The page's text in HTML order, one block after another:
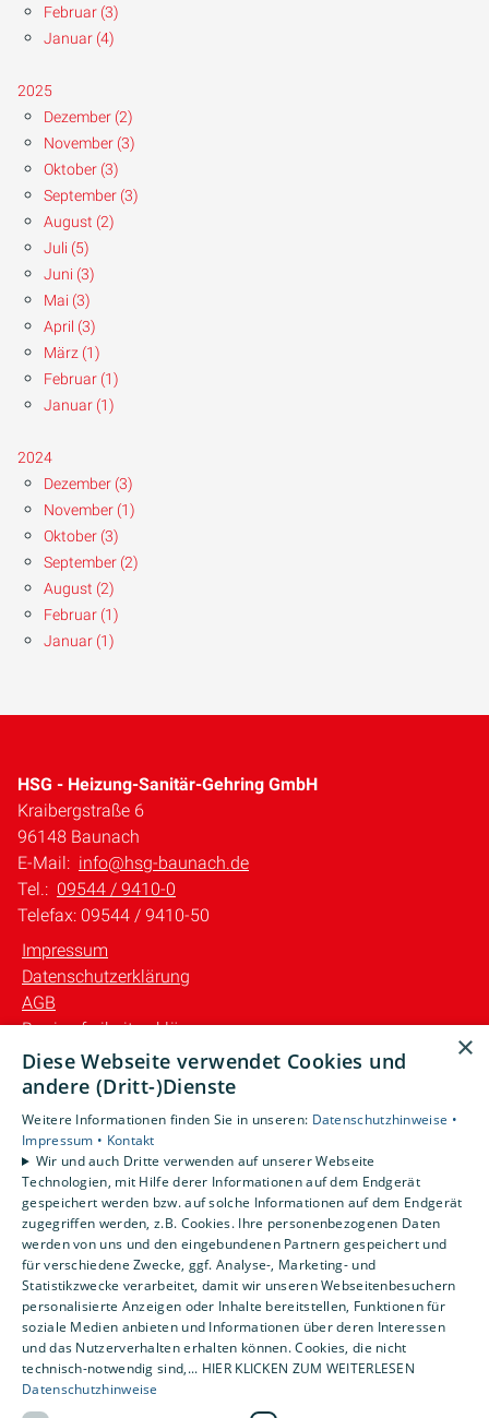
Februar (3)
Januar (4)
2025
Dezember (2)
November (3)
Oktober (3)
September (3)
August (2)
Juli (5)
Juni (3)
Mai (3)
April (3)
März (1)
Februar (1)
Januar (1)
2024
Dezember (3)
November (1)
Oktober (3)
September (2)
August (2)
Februar (1)
Januar (1)
HSG - Heizung-Sanitär-Gehring GmbH
Kraibergstraße 6
96148 Baunach
E-Mail: info@hsg-baunach.de
Tel.: 09544 / 9410-0
Telefax: 09544 / 9410-50
Impressum
Datenschutzerklärung
AGB
Barrierefreiheitserklärung
Unsere Bereiche
Gewerbekunden
Karriere
Unternehmen
Kontakt
×
Diese Webseite verwendet Cookies und
andere (Dritt-)Dienste
Weitere Informationen finden Sie in unseren: Datenschutzhinweise •
Impressum • Kontakt
Wir und auch Dritte verwenden auf unserer Webseite
Technologien, mit Hilfe derer Informationen auf dem Endgerät
gespeichert werden bzw. auf solche Informationen auf dem Endgerät
zugegriffen werden, z.B. Cookies. Ihre personenbezogenen Daten
werden von uns und den eingebundenen Partnern gespeichert und
für verschiedene Zwecke, ggf. Analyse-, Marketing- und
Statistikzwecke verarbeitet, damit wir unseren Webseitenbesuchern
personalisierte Anzeigen oder Inhalte bereitstellen, Funktionen für
soziale Medien anbieten und Informationen über deren Interessen
und das Nutzerverhalten erhalten können. Cookies, die nicht
technisch-notwendig sind,... HIER KLICKEN ZUM WEITERLESEN
Datenschutzhinweise